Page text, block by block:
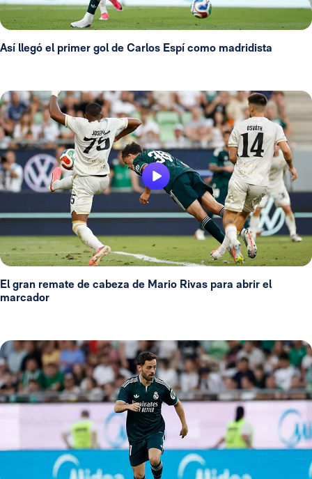
Así llegó el primer gol de Carlos Espí como madridista
El gran remate de cabeza de Mario Rivas para abrir el
marcador